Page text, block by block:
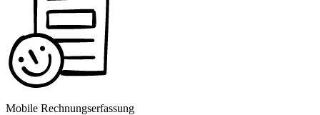
Mobile Rechnungserfassung